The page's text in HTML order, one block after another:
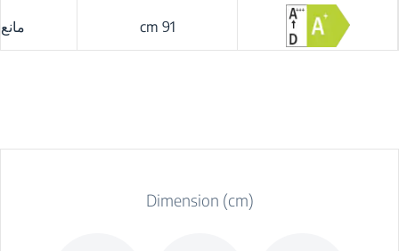
91 cm
Dimension (cm)